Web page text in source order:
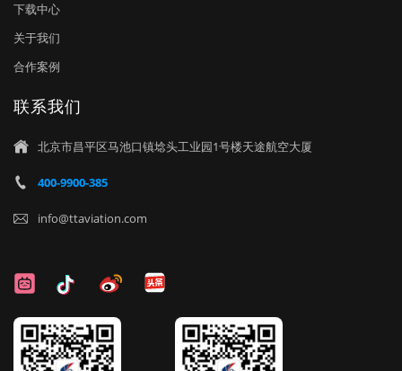
下载中心
关于我们
合作案例
联系我们
 北京市昌平区马池口镇埝头工业园1号楼天途航空大厦
 400-9900-385
 info@ttaviation.com